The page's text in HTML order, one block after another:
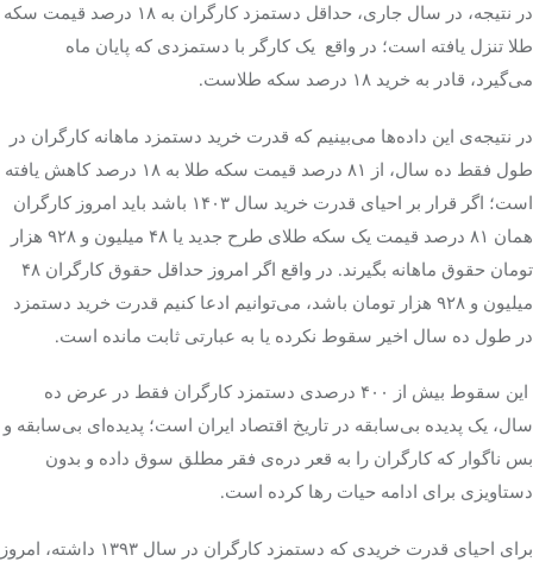
در نتیجه، در سال جاری، حداقل دستمزد کارگران به ۱۸ درصد قیمت سکه
طلا تنزل یافته است؛ در واقع یک کارگر با دستمزدی که پایان ماه
می‌گیرد، قادر به خرید ۱۸ درصد سکه طلاست.
در نتیجه‌ی این داده‌ها می‌بینیم که قدرت خرید دستمزد ماهانه کارگران در
طول فقط ده سال، از ۸۱ درصد قیمت سکه طلا به ۱۸ درصد کاهش یافته
است؛ اگر قرار بر احیای قدرت خرید سال ۱۴۰۳ باشد باید امروز کارگران
همان ۸۱ درصد قیمت یک سکه طلای طرح جدید یا ۴۸ میلیون و ۹۲۸ هزار
تومان حقوق ماهانه بگیرند. در واقع اگر امروز حداقل حقوق کارگران ۴۸
میلیون و ۹۲۸ هزار تومان باشد، می‌توانیم ادعا کنیم قدرت خرید دستمزد
در طول ده سال اخیر سقوط نکرده یا به عبارتی ثابت مانده است.
این سقوط بیش از ۴۰۰ درصدی دستمزد کارگران فقط در عرض ده
سال، یک پدیده بی‌سابقه در تاریخ اقتصاد ایران است؛ پدیده‌ای بی‌سابقه و
بس ناگوار که کارگران را به قعر دره‌ی فقر مطلق سوق داده و بدون
دستاویزی برای ادامه حیات رها کرده است.
برای احیای قدرت خریدی که دستمزد کارگران در سال ۱۳۹۳ داشته، امروز